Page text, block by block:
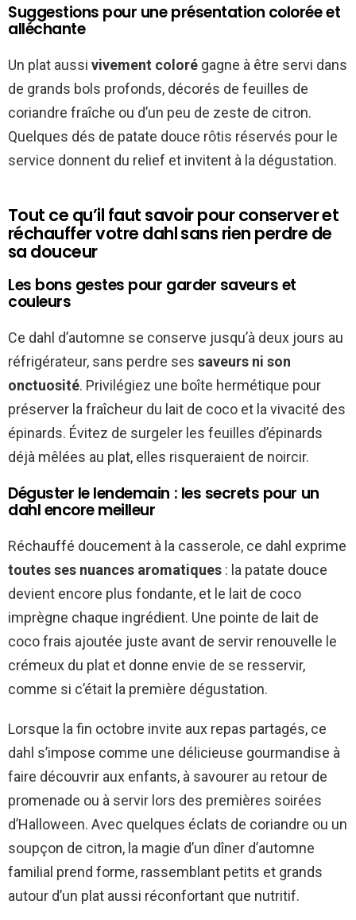
Suggestions pour une présentation colorée et
alléchante
Un plat aussi vivement coloré gagne à être servi dans
de grands bols profonds, décorés de feuilles de
coriandre fraîche ou d’un peu de zeste de citron.
Quelques dés de patate douce rôtis réservés pour le
service donnent du relief et invitent à la dégustation.
Tout ce qu’il faut savoir pour conserver et
réchauffer votre dahl sans rien perdre de
sa douceur
Les bons gestes pour garder saveurs et
couleurs
Ce dahl d’automne se conserve jusqu’à deux jours au
réfrigérateur, sans perdre ses saveurs ni son
onctuosité. Privilégiez une boîte hermétique pour
préserver la fraîcheur du lait de coco et la vivacité des
épinards. Évitez de surgeler les feuilles d’épinards
déjà mêlées au plat, elles risqueraient de noircir.
Déguster le lendemain : les secrets pour un
dahl encore meilleur
Réchauffé doucement à la casserole, ce dahl exprime
toutes ses nuances aromatiques : la patate douce
devient encore plus fondante, et le lait de coco
imprègne chaque ingrédient. Une pointe de lait de
coco frais ajoutée juste avant de servir renouvelle le
crémeux du plat et donne envie de se resservir,
comme si c’était la première dégustation.
Lorsque la fin octobre invite aux repas partagés, ce
dahl s’impose comme une délicieuse gourmandise à
faire découvrir aux enfants, à savourer au retour de
promenade ou à servir lors des premières soirées
d’Halloween. Avec quelques éclats de coriandre ou un
soupçon de citron, la magie d’un dîner d’automne
familial prend forme, rassemblant petits et grands
autour d’un plat aussi réconfortant que nutritif.